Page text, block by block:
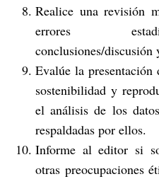
Realice una revisión
errores
conclusiones/discusión
Evalúe la
sostenibilidad y
el análisis de los
respaldadas por ellos.
Informe al editor si
otras preocupaciones